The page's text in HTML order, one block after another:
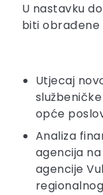
U nastavku
biti obrađene
Utjecaj
opće
Analiza
agencija
agencije